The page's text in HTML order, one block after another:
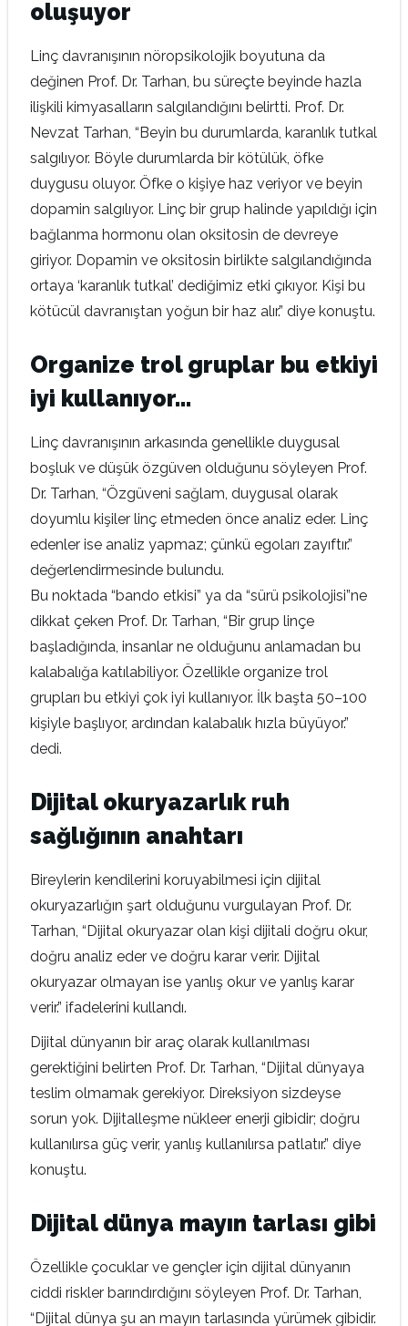
oluşuyor
Linç davranışının nöropsikolojik boyutuna da
değinen Prof. Dr. Tarhan, bu süreçte beyinde hazla
ilişkili kimyasalların salgılandığını belirtti. Prof. Dr.
Nevzat Tarhan, “Beyin bu durumlarda, karanlık tutkal
salgılıyor. Böyle durumlarda bir kötülük, öfke
duygusu oluyor. Öfke o kişiye haz veriyor ve beyin
dopamin salgılıyor. Linç bir grup halinde yapıldığı için
bağlanma hormonu olan oksitosin de devreye
giriyor. Dopamin ve oksitosin birlikte salgılandığında
ortaya ‘karanlık tutkal’ dediğimiz etki çıkıyor. Kişi bu
kötücül davranıştan yoğun bir haz alır.” diye konuştu.
Organize trol gruplar bu etkiyi
iyi kullanıyor…
Linç davranışının arkasında genellikle duygusal
boşluk ve düşük özgüven olduğunu söyleyen Prof.
Dr. Tarhan, “Özgüveni sağlam, duygusal olarak
doyumlu kişiler linç etmeden önce analiz eder. Linç
edenler ise analiz yapmaz; çünkü egoları zayıftır.”
değerlendirmesinde bulundu.
Bu noktada “bando etkisi” ya da “sürü psikolojisi”ne
dikkat çeken Prof. Dr. Tarhan, “Bir grup linçe
başladığında, insanlar ne olduğunu anlamadan bu
kalabalığa katılabiliyor. Özellikle organize trol
grupları bu etkiyi çok iyi kullanıyor. İlk başta 50–100
kişiyle başlıyor, ardından kalabalık hızla büyüyor.”
dedi.
Dijital okuryazarlık ruh
sağlığının anahtarı
Bireylerin kendilerini koruyabilmesi için dijital
okuryazarlığın şart olduğunu vurgulayan Prof. Dr.
Tarhan, “Dijital okuryazar olan kişi dijitali doğru okur,
doğru analiz eder ve doğru karar verir. Dijital
okuryazar olmayan ise yanlış okur ve yanlış karar
verir.” ifadelerini kullandı.
Dijital dünyanın bir araç olarak kullanılması
gerektiğini belirten Prof. Dr. Tarhan, “Dijital dünyaya
teslim olmamak gerekiyor. Direksiyon sizdeyse
sorun yok. Dijitalleşme nükleer enerji gibidir; doğru
kullanılırsa güç verir, yanlış kullanılırsa patlatır.” diye
konuştu.
Dijital dünya mayın tarlası gibi
Özellikle çocuklar ve gençler için dijital dünyanın
ciddi riskler barındırdığını söyleyen Prof. Dr. Tarhan,
“Dijital dünya şu an mayın tarlasında yürümek gibidir.